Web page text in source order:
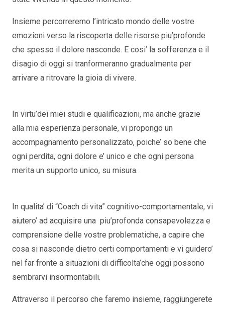
Insieme percorreremo l’intricato mondo delle vostre
emozioni verso la riscoperta delle risorse piu’profonde
che spesso il dolore nasconde. E cosi’ la sofferenza e il
disagio di oggi si tranformeranno gradualmente per
arrivare a ritrovare la gioia di vivere.
In virtu’dei miei studi e qualificazioni, ma anche grazie
alla mia esperienza personale, vi propongo un
accompagnamento personalizzato, poiche’ so bene che
ogni perdita, ogni dolore e’ unico e che ogni persona
merita un supporto unico, su misura.
In qualita’ di “Coach di vita” cognitivo-comportamentale, vi
aiutero’ ad acquisire una piu’profonda consapevolezza e
comprensione delle vostre problematiche, a capire che
cosa si nasconde dietro certi comportamenti e vi guidero’
nel far fronte a situazioni di difficolta’che oggi possono
sembrarvi insormontabili.
Attraverso il percorso che faremo insieme, raggiungerete